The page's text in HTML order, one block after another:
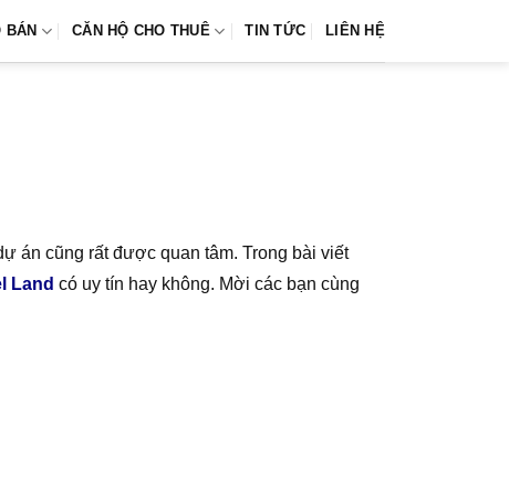
BÁN CĂN HỘ CHO THUÊ TIN TỨC LIÊN HỆ
án cũng rất được quan tâm. Trong bài viết
Land có uy tín hay không. Mời các bạn cùng